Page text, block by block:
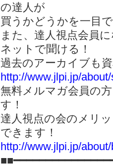
の達人が
買うかどうかを一目
また、達人視点会員
ネットで聞ける！
過去のアーカイブも
http://www.jlpi.jp/
無料メルマガ会員の
す！
達人視点の会のメリ
できます！
http://www.jlpi.jp/